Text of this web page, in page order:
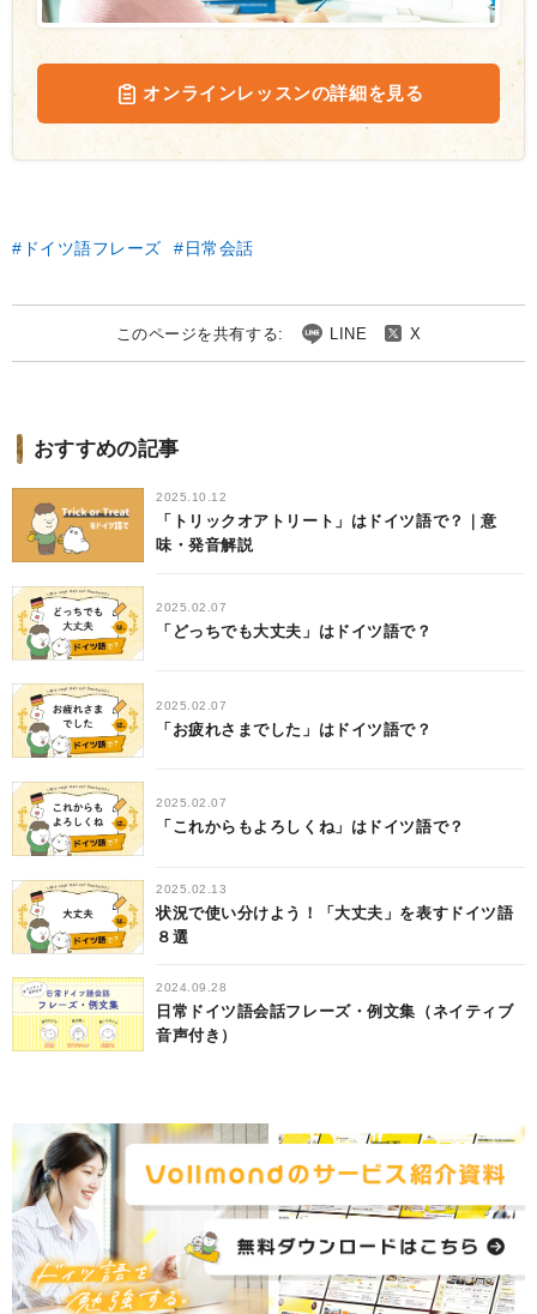
オンラインレッスンの詳細を見る
ドイツ語フレーズ 日常会話
このページを共有する: LINE X
おすすめの記事
2025.10.12
「トリックオアトリート」はドイツ語で？｜意
味・発音解説
2025.02.07
「どっちでも大丈夫」はドイツ語で？
2025.02.07
「お疲れさまでした」はドイツ語で？
2025.02.07
「これからもよろしくね」はドイツ語で？
2025.02.13
状況で使い分けよう！「大丈夫」を表すドイツ語
８選
2024.09.28
日常ドイツ語会話フレーズ・例文集（ネイティブ
音声付き）